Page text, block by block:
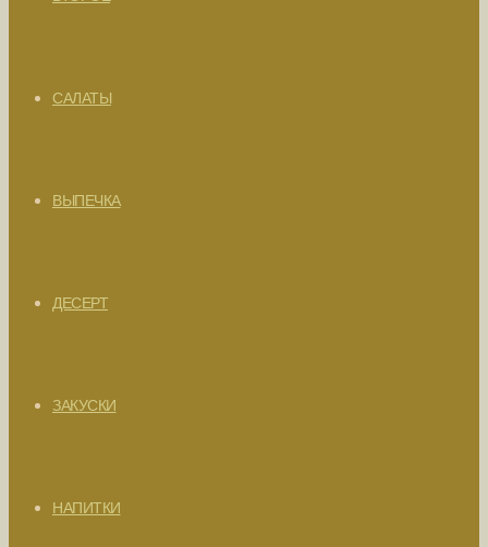
САЛАТЫ
ВЫПЕЧКА
ДЕСЕРТ
ЗАКУСКИ
НАПИТКИ